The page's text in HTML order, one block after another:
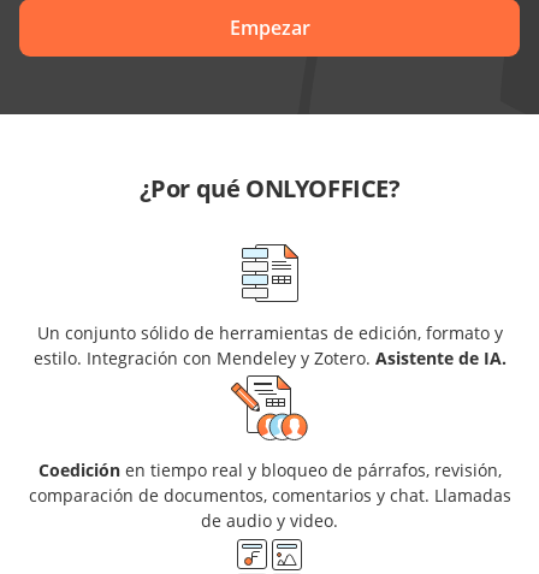
Empezar
¿Por qué ONLYOFFICE?
Un conjunto sólido de herramientas de edición, formato y
estilo. Integración con Mendeley y Zotero. Asistente de IA.
Coediciónen tiempo real y bloqueo de párrafos, revisión,
comparación de documentos, comentarios y chat. Llamadas
de audio y video.